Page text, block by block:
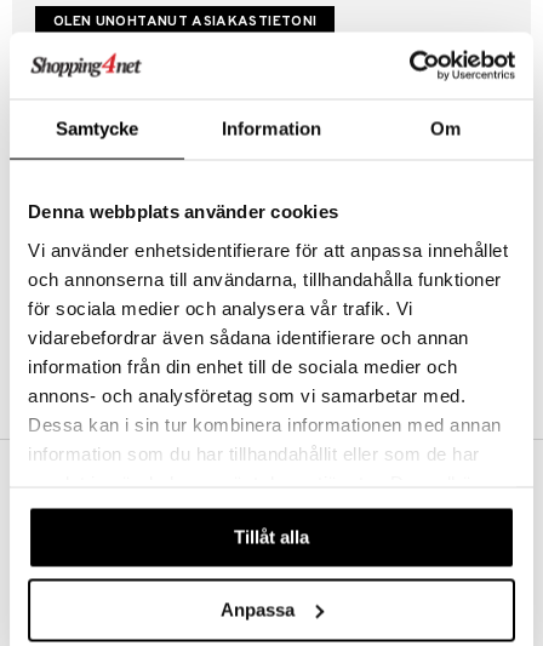
Samtycke Information Om
Denna webbplats använder cookies
Vi använder enhetsidentifierare för att anpassa innehållet
och annonserna till användarna, tillhandahålla funktioner
för sociala medier och analysera vår trafik. Vi
vidarebefordrar även sådana identifierare och annan
information från din enhet till de sociala medier och
annons- och analysföretag som vi samarbetar med.
Dessa kan i sin tur kombinera informationen med annan
information som du har tillhandahållit eller som de har
våra cookies vid fortsatt användande av vår webbplats.
Tillåt alla
Anpassa
Luo uusi asiakas
Hyviä tarjouksia
Kestotilaus
Arvostele tuotteita
Toivelistat
LUO ASIAKAS
Aina maksuton vaihtoehto, huolimatta siitä ostatko yksittäisen
tuotteen tai koko tilauksellesi joka ylittää 50 €.
NOPEAT TOIMITUKSET
Ennen kello 13.00 tehdyt tilaukset lähetetään normaalisti samana